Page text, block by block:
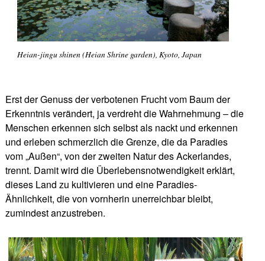
Heian-jingu shinen (Heian Shrine garden), Kyoto, Japan
Erst der Genuss der verbotenen Frucht vom Baum der
Erkenntnis verändert, ja verdreht die Wahrnehmung – die
Menschen erkennen sich selbst als nackt und erkennen
und erleben schmerzlich die Grenze, die da Paradies
vom „Außen“, von der zweiten Natur des Ackerlandes,
trennt. Damit wird die Überlebensnotwendigkeit erklärt,
dieses Land zu kultivieren und eine Paradies-
Ähnlichkeit, die von vornherin unerreichbar bleibt,
zumindest anzustreben.